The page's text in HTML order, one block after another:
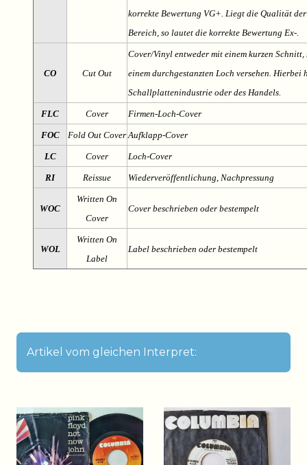
korrekte Bewertung VG+. Liegt die Qualität
Bereich, so lautet die korrekte Bewertung Ex-.
CO Cut Out
Cover/Vinyl entweder mit einem kurzen
einem durchgestanzten Loch versehen. Hierbei
Schallplattenindustrie oder des Handels.
FLC Cover Firmen-Loch-Cover
FOC Fold Out Cover Aufklapp-Cover
LC Cover Loch-Cover
RI Reissue Wiederveröffentlichung, Nachpressung
WOC
Written On
Cover
Cover beschrieben oder bestempelt
WOL
Written On
Label
Label beschrieben oder bestempelt
Artikel vom gleichen Interpret: